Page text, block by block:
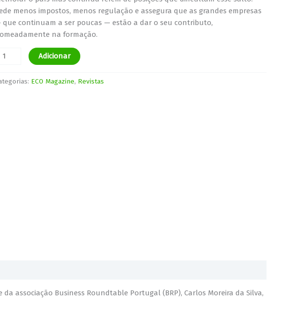
menos impostos, menos regulação e assegura que as grandes empresas
que continuam a ser poucas — estão a dar o seu contributo,
na formação.
Adicionar
ECO Magazine, Revistas
associação Business Roundtable Portugal (BRP), Carlos Moreira da Silva,